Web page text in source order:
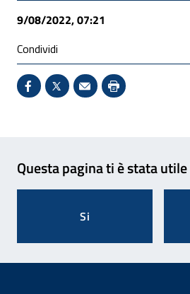
9/08/2022, 07:21
Condividi
Condividi su Facebook -
X - Sito esterno -
Invio Mail: apre il
Stampa
Questa pagina ti è stata utile
Si